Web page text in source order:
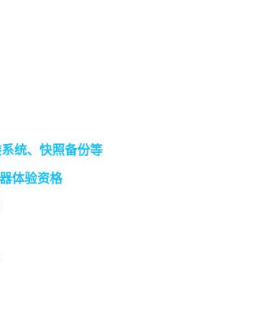
统、快照备份等
体验资格